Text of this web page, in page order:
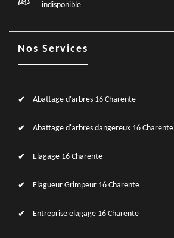
indisponible
Nos Services
Abattage d'arbres 16 Charente
Abattage d'arbres dangereux 16 Charente
Elagage 16 Charente
Elagueur Grimpeur 16 Charente
Entreprise elagage 16 Charente